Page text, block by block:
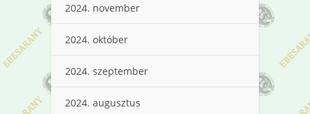
2024. november
2024. október
2024. szeptember
2024. augusztus